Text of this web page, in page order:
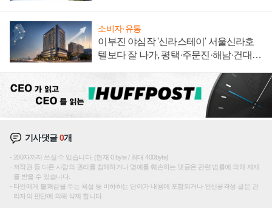
소비자·유통
이부진 야심작 '신라스테이' 서울신라호
텔보다 잘 나가, 평택·주문진·해남·건대로
기사댓글0개
200자까지 쓰실 수 있습니다. (현재 0 byte / 최대 400byte)
저작권 등 다른 사람의 권리를 침해하거나 명예를 훼손하는 댓글은 관련 법률에 의해 제재
를 받을 수 있습니다.
타인에게 불쾌감을 주는 욕설 등 비하하는 단어가 내용에 포함되거나 인신공격성 글은 관
리자의 판단에 의해 삭제 합니다.